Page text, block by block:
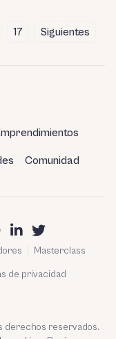
17 Siguientes
Comunidad
Masterclass
de privacidad
derechos reservados.